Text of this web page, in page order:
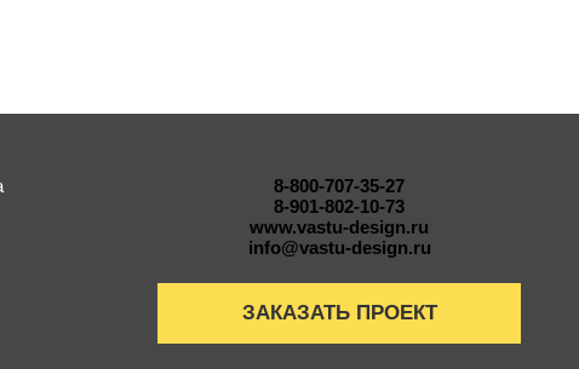
8-800-707-35-27
8-901-802-10-73
www.vastu-design.ru
info@vastu-design.ru
ЗАКАЗАТЬ ПРОЕКТ